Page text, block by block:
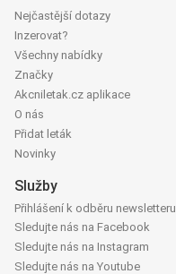
Nejčastější dotazy
Inzerovat?
Všechny nabídky
Značky
Akcniletak.cz aplikace
O nás
Přidat leták
Novinky
Služby
Přihlášení k odběru newsletteru
Sledujte nás na Facebook
Sledujte nás na Instagram
Sledujte nás na Youtube